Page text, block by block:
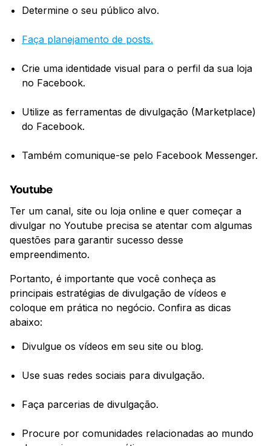
Determine o seu público alvo.
Faça planejamento de posts.
Crie uma identidade visual para o perfil da sua loja
no Facebook.
Utilize as ferramentas de divulgação (Marketplace)
do Facebook.
Também comunique-se pelo Facebook Messenger.
Youtube
Ter um canal, site ou loja online e quer começar a
divulgar no Youtube precisa se atentar com algumas
questões para garantir sucesso desse
empreendimento.
Portanto, é importante que você conheça as
principais estratégias de divulgação de vídeos e
coloque em prática no negócio. Confira as dicas
abaixo:
Divulgue os vídeos em seu site ou blog.
Use suas redes sociais para divulgação.
Faça parcerias de divulgação.
Procure por comunidades relacionadas ao mundo